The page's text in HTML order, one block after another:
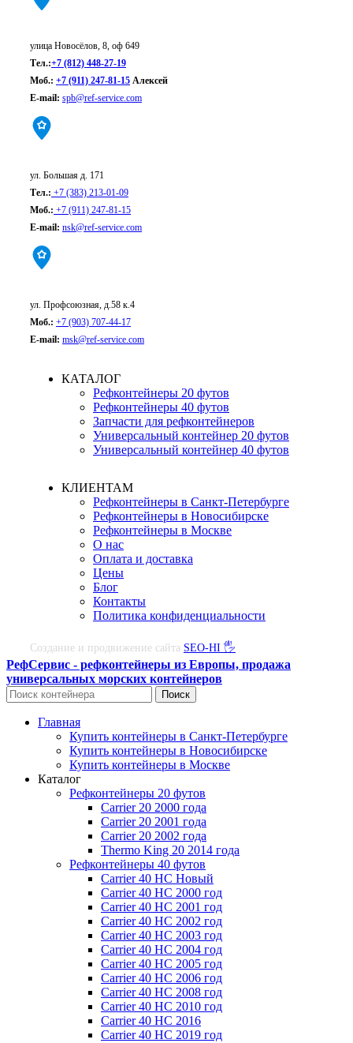
улица Новосёлов, 8, оф 649
Тел.:+7 (812) 448-27-19
Моб.: +7 (911) 247-81-15 Алексей
E-mail: spb@ref-service.com
ул. Большая д. 171
Тел.: +7 (383) 213-01-09
Моб.: +7 (911) 247-81-15
E-mail: nsk@ref-service.com
ул. Профсоюзная, д.58 к.4
Моб.: +7 (903) 707-44-17
E-mail: msk@ref-service.com
КАТАЛОГ
Рефконтейнеры 20 футов
Рефконтейнеры 40 футов
Запчасти для рефконтейнеров
Универсальный контейнер 20 футов
Универсальный контейнер 40 футов
КЛИЕНТАМ
Рефконтейнеры в Санкт-Петербурге
Рефконтейнеры в Новосибирске
Рефконтейнеры в Москве
О нас
Оплата и доставка
Цены
Блог
Контакты
Политика конфиденциальности
Создание и продвижение сайта SEO-HI 🖐
РефСервис - рефконтейнеры из Европы, продажа
универсальных морских контейнеров
Поиск
Главная
Купить контейнеры в Санкт-Петербурге
Купить контейнеры в Новосибирске
Купить контейнеры в Москве
Каталог
Рефконтейнеры 20 футов
Carrier 20 2000 года
Carrier 20 2001 года
Carrier 20 2002 года
Thermo King 20 2014 года
Рефконтейнеры 40 футов
Carrier 40 HC Новый
Carrier 40 HC 2000 год
Carrier 40 HC 2001 год
Carrier 40 HC 2002 год
Carrier 40 HC 2003 год
Carrier 40 HC 2004 год
Carrier 40 HC 2005 год
Carrier 40 HC 2006 год
Carrier 40 HC 2008 год
Carrier 40 HC 2010 год
Carrier 40 HC 2016
Carrier 40 HC 2019 год